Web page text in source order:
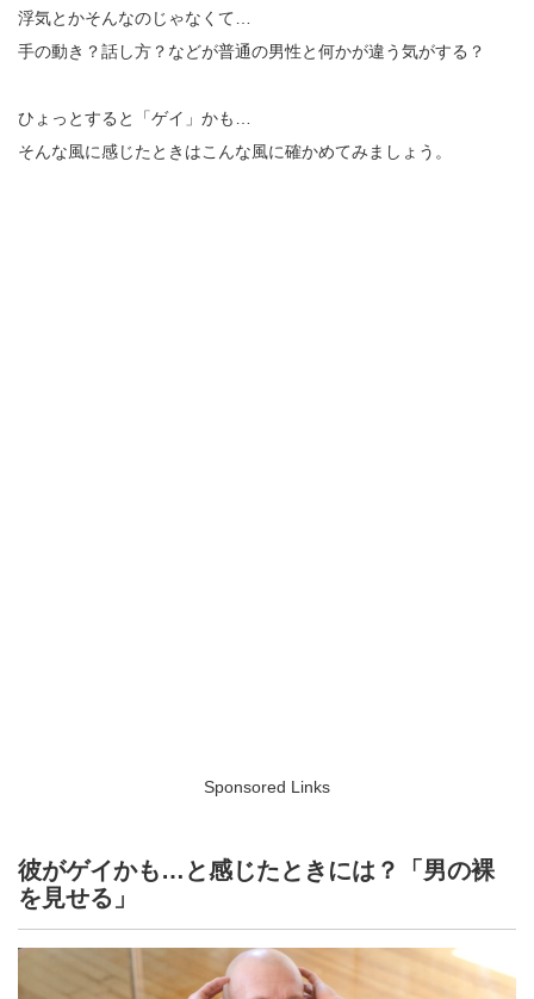
浮気とかそんなのじゃなくて…
手の動き？話し方？などが普通の男性と何かが違う気がする？
ひょっとすると「ゲイ」かも…
そんな風に感じたときはこんな風に確かめてみましょう。
Sponsored Links
彼がゲイかも…と感じたときには？「男の裸
を見せる」